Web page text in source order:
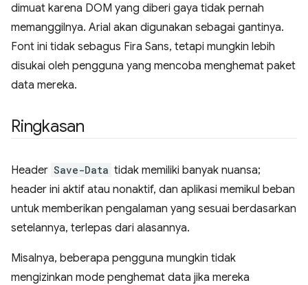
dimuat karena DOM yang diberi gaya tidak pernah
memanggilnya. Arial akan digunakan sebagai gantinya.
Font ini tidak sebagus Fira Sans, tetapi mungkin lebih
disukai oleh pengguna yang mencoba menghemat paket
data mereka.
Ringkasan
Header Save-Data tidak memiliki banyak nuansa;
header ini aktif atau nonaktif, dan aplikasi memikul beban
untuk memberikan pengalaman yang sesuai berdasarkan
setelannya, terlepas dari alasannya.
Misalnya, beberapa pengguna mungkin tidak
mengizinkan mode penghemat data jika mereka